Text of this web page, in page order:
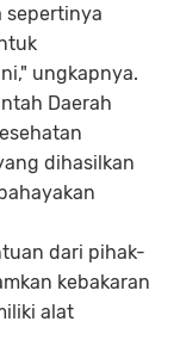
sepertinya
ungkapnya.
Daerah
dihasilkan
dari pihak-
kebakaran
alat